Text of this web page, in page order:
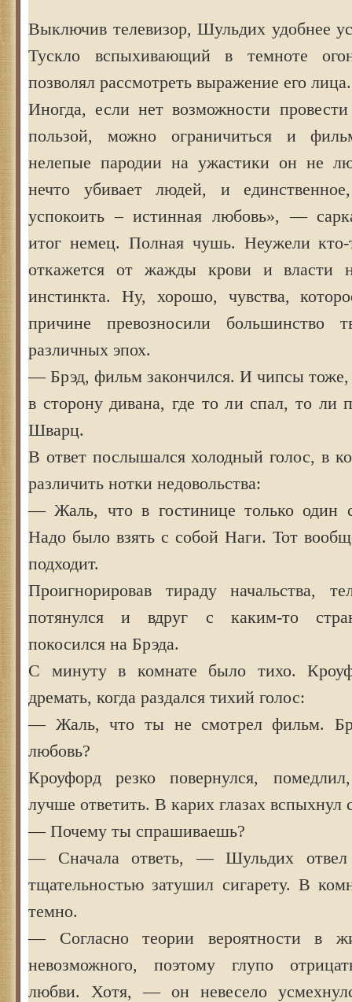
Выключив телевизор, Шульдих удобнее
Тускло вспыхивающий в темноте
позволял рассмотреть выражение его лица.
Иногда, если нет возможности
пользой, можно ограничиться и
нелепые пародии на ужастики он не
нечто убивает людей, и
успокоить – истинная любовь», —
итог немец. Полная чушь. Неужели
откажется от жажды крови и власти
инстинкта. Ну, хорошо, чувства,
причине превозносили большинство
различных эпох.
— Брэд, фильм закончился. И чипсы тоже,
в сторону дивана, где то ли спал, то ли
Шварц.
В ответ послышался холодный голос, в
различить нотки недовольства:
— Жаль, что в гостинице только один
Надо было взять с собой Наги. Тот
подходит.
Проигнорировав тираду начальства,
потянулся и вдруг с каким-то
покосился на Брэда.
С минуту в комнате было тихо.
дремать, когда раздался тихий голос:
— Жаль, что ты не смотрел фильм.
любовь?
Кроуфорд резко повернулся,
лучше ответить. В карих глазах вспыхнул
— Почему ты спрашиваешь?
— Сначала ответь, — Шульдих отвел
тщательностью затушил сигарету. В
темно.
— Согласно теории вероятности в
невозможного, поэтому глупо
любви. Хотя, — он невесело